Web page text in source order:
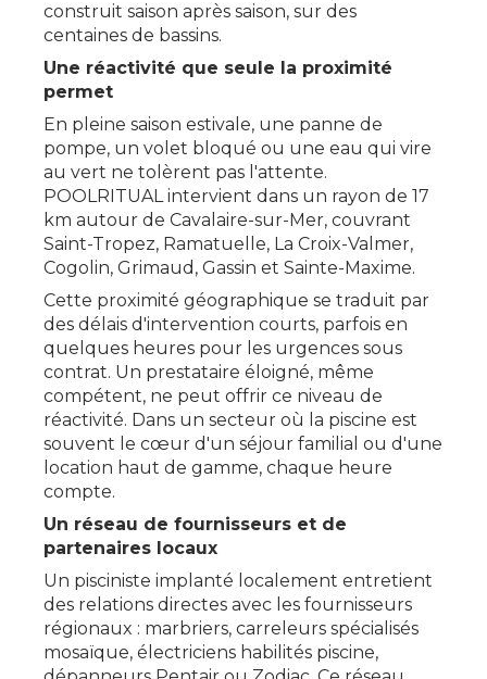
construit saison après saison, sur des
centaines de bassins.
Une réactivité que seule la proximité
permet
En pleine saison estivale, une panne de
pompe, un volet bloqué ou une eau qui vire
au vert ne tolèrent pas l'attente.
POOLRITUAL intervient dans un rayon de 17
km autour de Cavalaire-sur-Mer, couvrant
Saint-Tropez, Ramatuelle, La Croix-Valmer,
Cogolin, Grimaud, Gassin et Sainte-Maxime.
Cette proximité géographique se traduit par
des délais d'intervention courts, parfois en
quelques heures pour les urgences sous
contrat. Un prestataire éloigné, même
compétent, ne peut offrir ce niveau de
réactivité. Dans un secteur où la piscine est
souvent le cœur d'un séjour familial ou d'une
location haut de gamme, chaque heure
compte.
Un réseau de fournisseurs et de
partenaires locaux
Un pisciniste implanté localement entretient
des relations directes avec les fournisseurs
régionaux : marbriers, carreleurs spécialisés
mosaïque, électriciens habilités piscine,